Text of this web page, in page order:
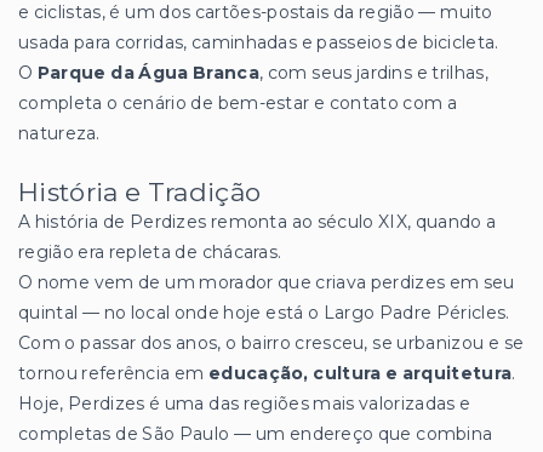
e ciclistas, é um dos cartões-postais da região — muito
usada para corridas, caminhadas e passeios de bicicleta.
O Parque da Água Branca, com seus jardins e trilhas,
completa o cenário de bem-estar e contato com a
natureza.
História e Tradição
A história de Perdizes remonta ao século XIX, quando a
região era repleta de chácaras.
O nome vem de um morador que criava perdizes em seu
quintal — no local onde hoje está o Largo Padre Péricles.
Com o passar dos anos, o bairro cresceu, se urbanizou e se
tornou referência em educação, cultura e arquitetura.
Hoje, Perdizes é uma das regiões mais valorizadas e
completas de São Paulo — um endereço que combina